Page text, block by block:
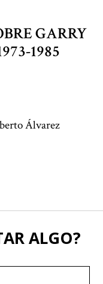
GARRY
1985
Álvarez
ALGO?